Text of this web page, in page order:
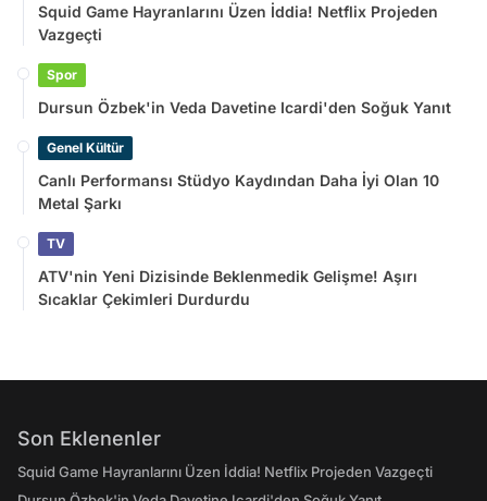
Squid Game Hayranlarını Üzen İddia! Netflix Projeden
Vazgeçti
Spor
Dursun Özbek'in Veda Davetine Icardi'den Soğuk Yanıt
Genel Kültür
Canlı Performansı Stüdyo Kaydından Daha İyi Olan 10
Metal Şarkı
TV
ATV'nin Yeni Dizisinde Beklenmedik Gelişme! Aşırı
Sıcaklar Çekimleri Durdurdu
Son Eklenenler
Squid Game Hayranlarını Üzen İddia! Netflix Projeden Vazgeçti